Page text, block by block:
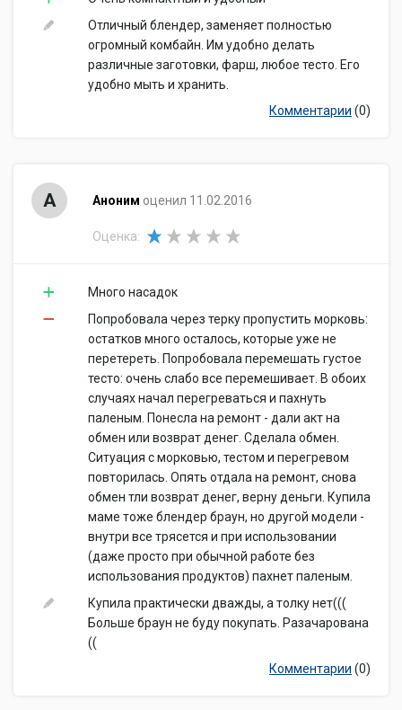
Отличный блендер, заменяет полностью
огромный комбайн. Им удобно делать
различные заготовки, фарш, любое тесто. Его
удобно мыть и хранить.
Комментарии (0)
А Аноним оценил 11.02.2016
Оценка:
Много насадок
Попробовала через терку пропустить морковь:
остатков много осталось, которые уже не
перетереть. Попробовала перемешать густое
тесто: очень слабо все перемешивает. В обоих
случаях начал перегреваться и пахнуть
паленым. Понесла на ремонт - дали акт на
обмен или возврат денег. Сделала обмен.
Ситуация с морковью, тестом и перегревом
повторилась. Опять отдала на ремонт, снова
обмен тли возврат денег, верну деньги. Купила
маме тоже блендер браун, но другой модели -
внутри все трясется и при использовании
(даже просто при обычной работе без
использования продуктов) пахнет паленым.
Купила практически дважды, а толку нет(((
Больше браун не буду покупать. Разачарована
((
Комментарии (0)